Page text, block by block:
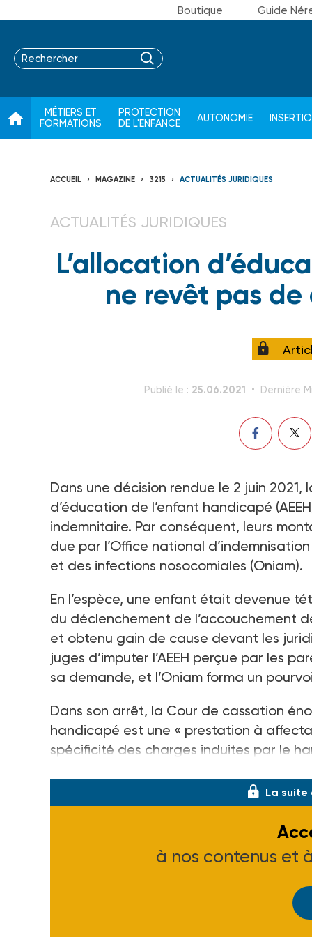
Boutique Guide
MÉTIERS ET
FORMATIONS
PROTECTION
DE L'ENFANCE
AUTONOMIE
ACCUEIL MAGAZINE 3215 ACTUALITÉS JURIDIQUES
ACTUALITÉS JURIDIQUES
L’allocation
ne revêt pas
Publié le : 25.06.2021 Dernière
Dans une décision rendue le 2 juin
d’éducation de l’enfant handicapé
indemnitaire. Par conséquent, leurs
due par l’Office national
et des infections nosocomiales (Oniam).
En l’espèce, une enfant était devenue
du déclenchement de l’accouchement
et obtenu gain de cause devant les
juges d’imputer l’AEEH perçue par les
sa demande, et l’Oniam forma un
Dans son arrêt, la Cour de cassation
handicapé est une « prestation à
spécificité des charges induites par le
La suite
à nos contenus et